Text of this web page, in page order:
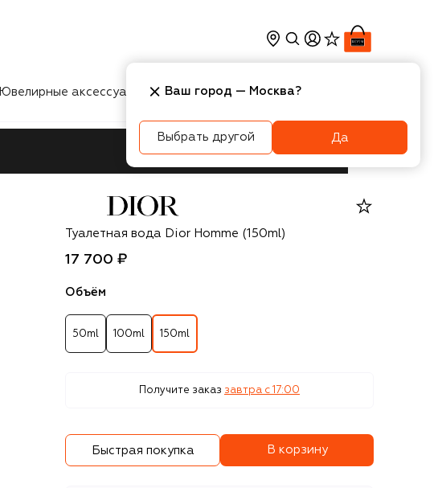
Ювелирные аксессуары Косметика Интерьер
Dior
Туалетная вода Dior Homme (150ml)
17 700 ₽
Объём
50ml 100ml 150ml
Получите заказ завтра c 17:00
Быстрая покупка В корзину
Ваш город — Москва?
Выбрать другой Да